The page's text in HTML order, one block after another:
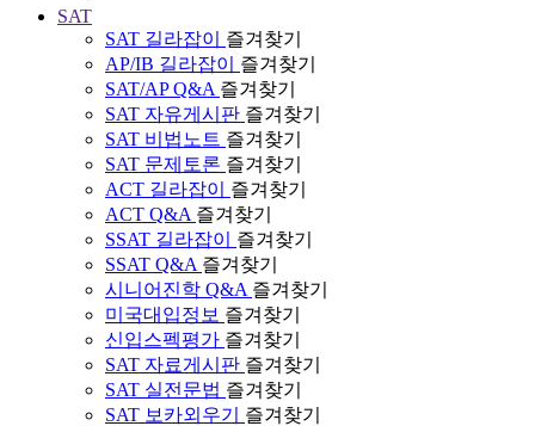
SAT
SAT 길라잡이
즐겨찾기
AP/IB 길라잡이
즐겨찾기
SAT/AP Q&A 즐겨찾기
SAT 자유게시판 즐겨찾기
SAT 비법노트 즐겨찾기
SAT 문제토론 즐겨찾기
ACT 길라잡이
즐겨찾기
ACT Q&A 즐겨찾기
SSAT 길라잡이
즐겨찾기
SSAT Q&A 즐겨찾기
시니어진학 Q&A 즐겨찾기
미국대입정보 즐겨찾기
신입스펙평가 즐겨찾기
SAT 자료게시판 즐겨찾기
SAT 실전문법 즐겨찾기
SAT 보카외우기
즐겨찾기